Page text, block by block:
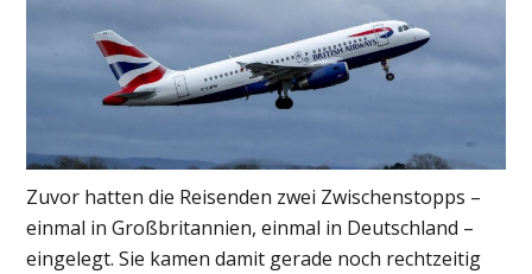
Zuvor hatten die Reisenden zwei Zwischenstopps –
einmal in Großbritannien, einmal in Deutschland –
eingelegt. Sie kamen damit gerade noch rechtzeitig